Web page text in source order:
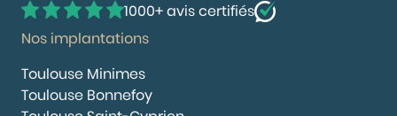
1000+ avis certifiés
Nos implantations
Toulouse Minimes
Toulouse Bonnefoy